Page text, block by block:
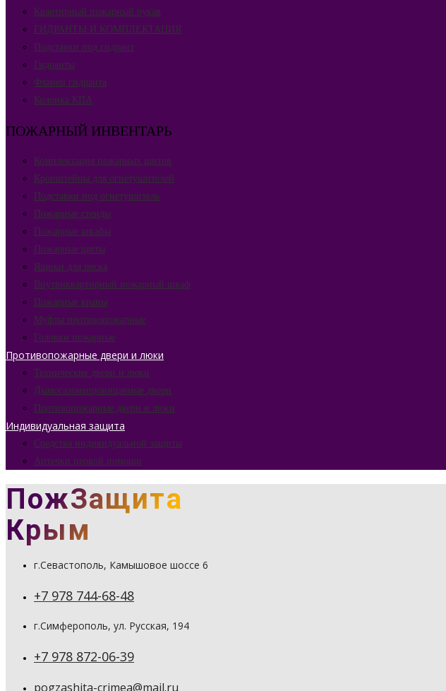
Квартирный пожарный рукав
ГИДРАНТЫ И КОМПЛЕКТАЦИЯ
Подставки под гидрант
Гидранты
Фланец гидранта
Колонка КПА
ПОЖАРНЫЙ ИНВЕНТАРЬ
Комплектация пожарных щитов
Кронштейны для огнетушителей
Подставки под огнетушитель
Пожарные стенды
Пожарные шкафы
Пожарные щиты
Ящики для песка
Внутриквартирный пожарный шкаф
Пожарные краны
Муфты противопожарные
Головки пожарные
Противопожарные двери и люки
Технические двери и люки
Дымогазонепроницаемые двери
Противопожарные двери и люки
Индивидуальная защита
Средства индивидуальной защиты
Аптечки первой помощи
ПожЗащита
Крым
г.Севастополь, Камышовое шоссе 6
+7 978 744-68-48
г.Симферополь, ул. Русская, 194
+7 978 872-06-39
pogzashita-crimea@mail.ru